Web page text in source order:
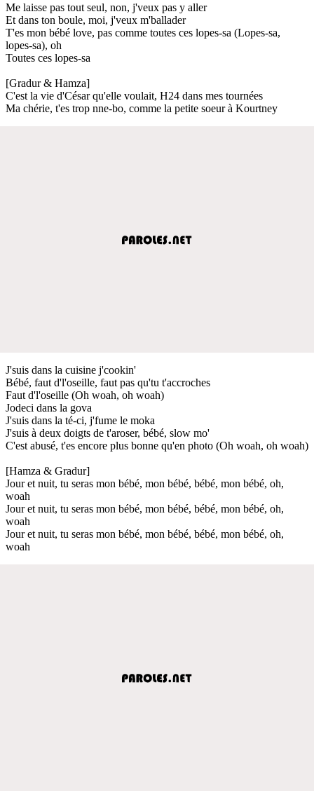
Me laisse pas tout seul, non, j'veux pas y aller
Et dans ton boule, moi, j'veux m'ballader
T'es mon bébé love, pas comme toutes ces lopes-sa (Lopes-sa,
lopes-sa), oh
Toutes ces lopes-sa
[Gradur & Hamza]
C'est la vie d'César qu'elle voulait, H24 dans mes tournées
Ma chérie, t'es trop nne-bo, comme la petite soeur à Kourtney
J'suis dans la cuisine j'cookin'
Bébé, faut d'l'oseille, faut pas qu'tu t'accroches
Faut d'l'oseille (Oh woah, oh woah)
Jodeci dans la gova
J'suis dans la té-ci, j'fume le moka
J'suis à deux doigts de t'aroser, bébé, slow mo'
C'est abusé, t'es encore plus bonne qu'en photo (Oh woah, oh woah)
[Hamza & Gradur]
Jour et nuit, tu seras mon bébé, mon bébé, bébé, mon bébé, oh,
woah
Jour et nuit, tu seras mon bébé, mon bébé, bébé, mon bébé, oh,
woah
Jour et nuit, tu seras mon bébé, mon bébé, bébé, mon bébé, oh,
woah